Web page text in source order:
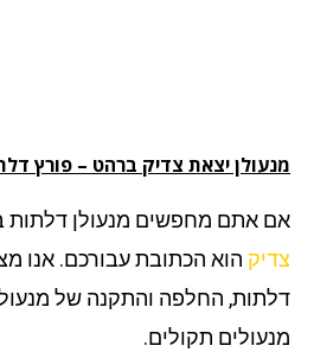
יצאת צדיק ברהט– פורץ דלתות
אתם מחפשים מנעולן דלתות
הוא הכתובת עבורכם. אנו
החלפה והתקנה של מנעולים,
תקולים.